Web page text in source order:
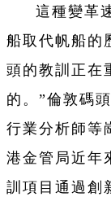
這種變革
船取代帆船的
頭的教訓正在
的。”倫敦碼
行業分析師等
港金管局近年
訓項目通過創